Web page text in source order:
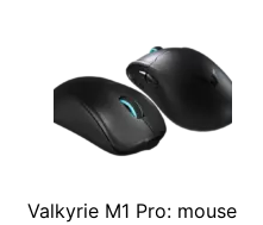
Valkyrie M1 Pro: mouse